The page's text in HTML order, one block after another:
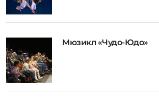
Мюзикл «Чудо-Юдо»